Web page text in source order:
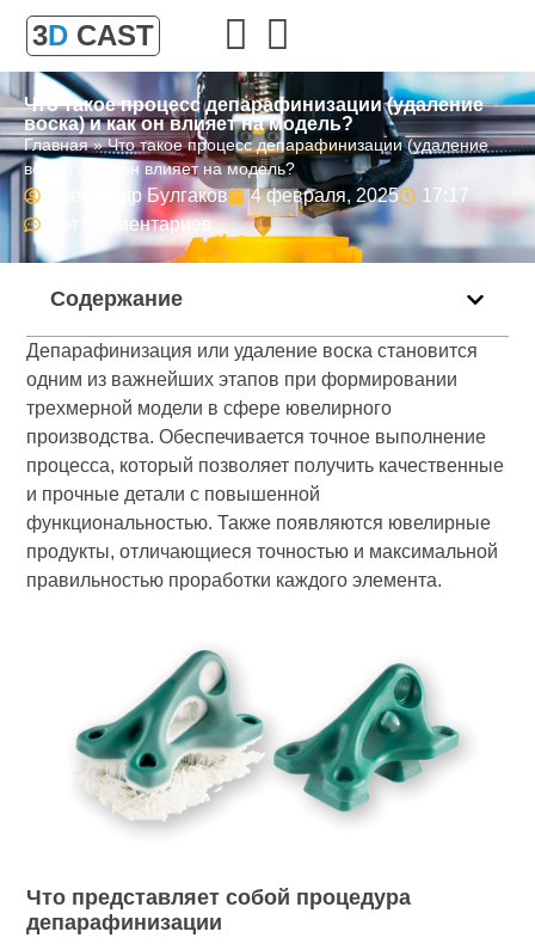
3D CAST
Что такое процесс депарафинизации (удаление
воска) и как он влияет на модель?
Главная»Что такое процесс депарафинизации (удаление
воска) и как он влияет на модель?
Александр Булгаков 4 февраля, 2025
17:17
Нет комментариев
Содержание
Депарафинизация или удаление воска становится
одним из важнейших этапов при формировании
трехмерной модели в сфере ювелирного
производства. Обеспечивается точное выполнение
процесса, который позволяет получить качественные
и прочные детали с повышенной
функциональностью. Также появляются ювелирные
продукты, отличающиеся точностью и максимальной
правильностью проработки каждого элемента.
Что представляет собой процедура
депарафинизации